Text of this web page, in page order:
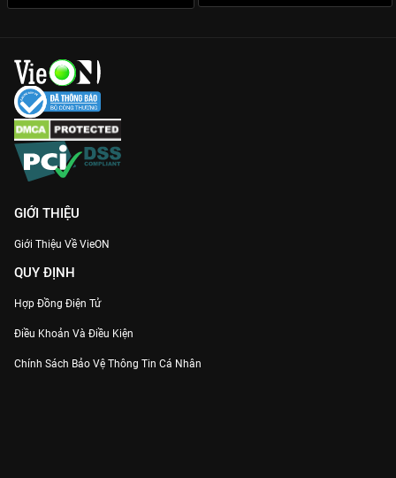
GIỚI THIỆU
Giới Thiệu Về VieON
QUY ĐỊNH
Hợp Đồng Điện Tử
Điều Khoản Và Điều Kiện
Chính Sách Bảo Vệ Thông Tin Cá Nhân